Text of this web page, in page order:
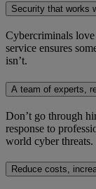
Security that works
Cybercriminals
service ensures
isn’t.
A team of experts,
Don’t go through
response to
world cyber threats.
Reduce costs,